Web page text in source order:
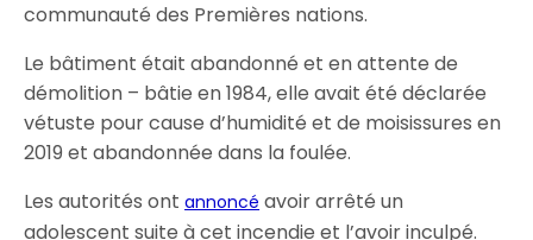
communauté des Premières nations.
Le bâtiment était abandonné et en attente de
démolition – bâtie en 1984, elle avait été déclarée
vétuste pour cause d’humidité et de moisissures en
2019 et abandonnée dans la foulée.
Les autorités ontannoncé avoir arrêté un
adolescent suite à cet incendie et l’avoir inculpé.